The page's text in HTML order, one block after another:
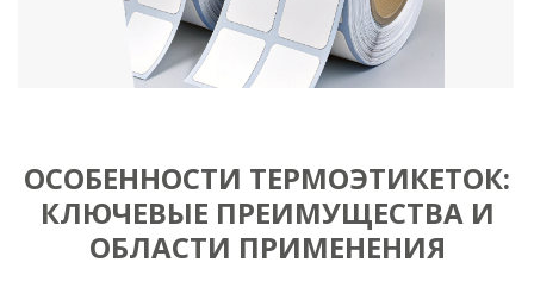
ОСОБЕННОСТИ ТЕРМОЭТИКЕТОК:
КЛЮЧЕВЫЕ ПРЕИМУЩЕСТВА И
ОБЛАСТИ ПРИМЕНЕНИЯ